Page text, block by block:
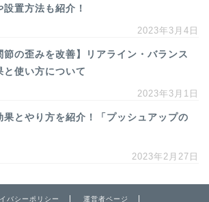
置方法も紹介！
2023年3月4日
節の歪みを改善】リアライン・バランス
と使い方について
2023年3月1日
果とやり方を紹介！「プッシュアップの
2023年2月27日
バシーポリシー 運営者ページ